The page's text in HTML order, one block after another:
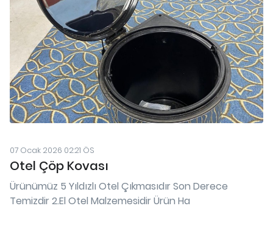
07 Ocak 2026 02:21 ÖS
Otel Çöp Kovası
Ürünümüz 5 Yıldızlı Otel Çıkmasıdır Son Derece
Temizdir 2.El Otel Malzemesidir Ürün Ha